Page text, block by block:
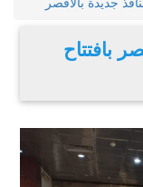
جديدة بالأقصر
بافتتاح